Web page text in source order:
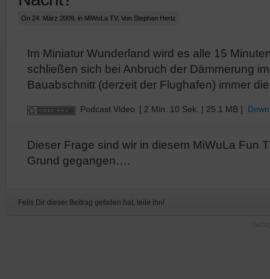
On 24. März 2009, in MiWuLa TV, Von Stephan Hertz
Im Miniatur Wunderland wird es alle 15
schließen sich bei Anbruch der Dämmerung
Bauabschnitt (derzeit der Flughafen) immer
Podcast Video [ 2 Min. 10 Sek. | 25.1 MB ]
Dieser Frage sind wir in diesem MiWuLa Fun
Grund gegangen….
Feils Dir dieser Beitrag gefallen hat, teile ihn!